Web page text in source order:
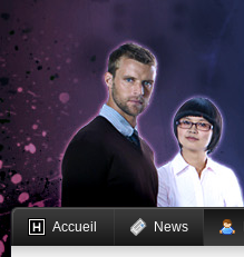
Accueil News